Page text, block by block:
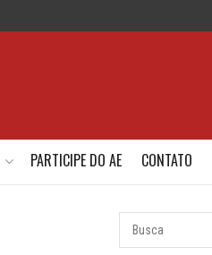
PARTICIPE DO AE CONTATO